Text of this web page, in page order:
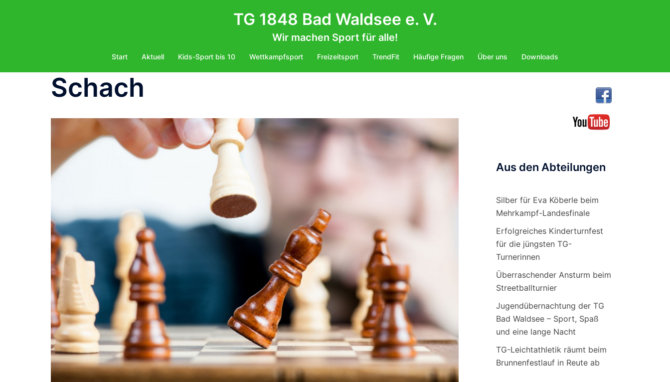
TG 1848 Bad Waldsee e. V.
Wir machen Sport für alle!
Start Aktuell Kids-Sport bis 10 Wettkampfsport Freizeitsport TrendFit Häufige Fragen Über uns Downloads
Schach
Aus den Abteilungen
Silber für Eva Köberle beim
Mehrkampf-Landesfinale
Erfolgreiches Kinderturnfest
für die jüngsten TG-
Turnerinnen
Überraschender Ansturm beim
Streetballturnier
Jugendübernachtung der TG
Bad Waldsee – Sport, Spaß
und eine lange Nacht
TG-Leichtathletik räumt beim
Brunnenfestlauf in Reute ab